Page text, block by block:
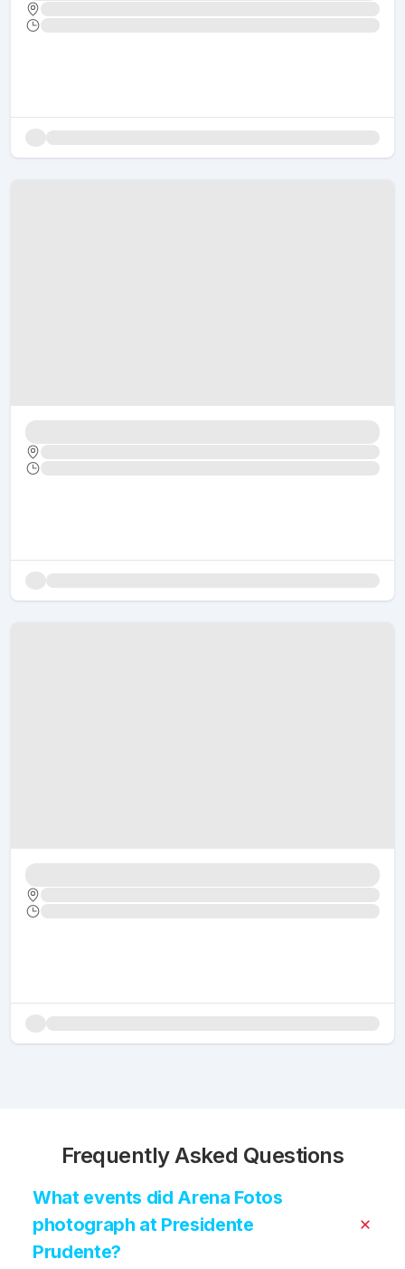
Frequently Asked Questions
What events did Arena Fotos
photograph at Presidente
Prudente?